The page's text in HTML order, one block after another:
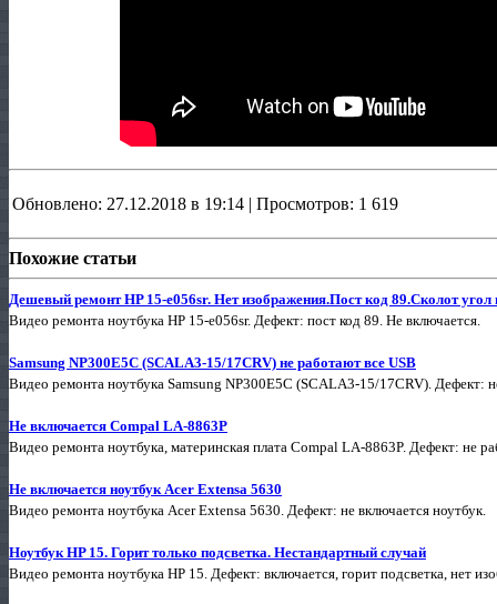
Обновлено: 27.12.2018 в 19:14 | Просмотров: 1 619
Похожие статьи
Дешевый ремонт HP 15-e056sr. Нет изображения.Пост код 89.Сколот угол
Видео ремонта ноутбука HP 15-e056sr. Дефект: пост код 89. Не включается.
Samsung NP300E5C (SCALA3-15/17CRV) не работают все USB
Видео ремонта ноутбука Samsung NP300E5C (SCALA3-15/17CRV). Дефект:
Не включается Compal LA-8863P
Видео ремонта ноутбука, материнская плата Compal LA-8863P. Дефект: не
Не включается ноутбук Acer Extensa 5630
Видео ремонта ноутбука Acer Extensa 5630. Дефект: не включается ноутбук.
Ноутбук HP 15. Горит только подсветка. Нестандартный случай
Видео ремонта ноутбука HP 15. Дефект: включается, горит подсветка, нет